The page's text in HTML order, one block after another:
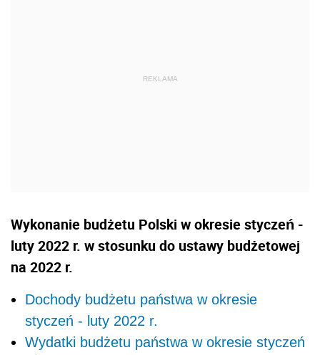
Wykonanie budżetu Polski w okresie styczeń -
luty 2022 r. w stosunku do ustawy budżetowej
na 2022 r.
Dochody budżetu państwa w okresie
styczeń - luty 2022 r.
Wydatki budżetu państwa w okresie styczeń